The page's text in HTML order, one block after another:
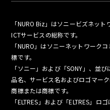
「NURO Biz」はソニービズネッ
ICTサービスの総称です。
「NURO」はソニーネットワーク
標です。
「ソニー」および「SONY」、並
品名、サービス名およびロゴマー
商標または商標です。
「ELTRES」および「ELTRES」ロ